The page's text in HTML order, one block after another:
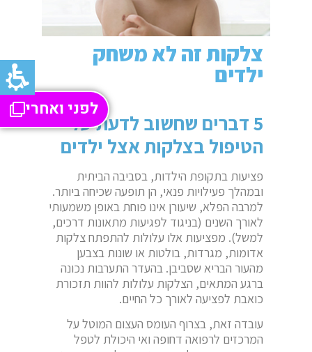
לפני ואחרי
צלקות זה לא משחק
ילדים
5 דברים שחשוב לדעת על
הטיפול בצלקות אצל ילדים
פציעות בתקופת הילדות, בסביבה הביתית
ובמהלך פעילויות פנאי, הן תופעה שכיחה ביותר.
למרבה הפלא, שיעורן אינו פוחת באופן משמעותי
לאורך השנים (בניגוד לפגיעות מתאונות דרכים,
למשל). מפציעות אלו עלולות להתפתח צלקות
אדומות, מגרדות, בולטות או שונות בצבען
מהעור הבריא שסביבן. בהעדר התערבות נכונה
ברגע המתאים, הצלקות עלולות להוות תזכורת
כואבת לפציעה לאורך כל החיים.
עובדה זאת, בצרוף העומס העצום המוטל על
המרכזים לרפואה דחופה ואי היכולת לטפל